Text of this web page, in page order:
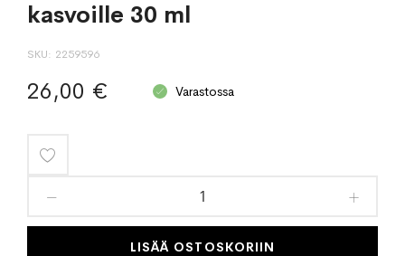
kasvoille 30 ml
SKU 2259596
26,00 € Varastossa
toivelistaan
LISÄÄ OSTOSKORIIN